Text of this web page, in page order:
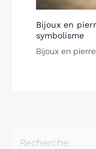
Bijoux en
symbolisme
Bijoux en